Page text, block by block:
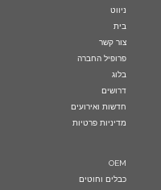
ניווט
בית
צור קשר
פרופיל החברה
בלוג
דרושים
חדשות ואירועים
מדיניות פרטיות
OEM
כבלים וחוטים